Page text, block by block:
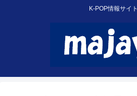
K-POP情報サイト